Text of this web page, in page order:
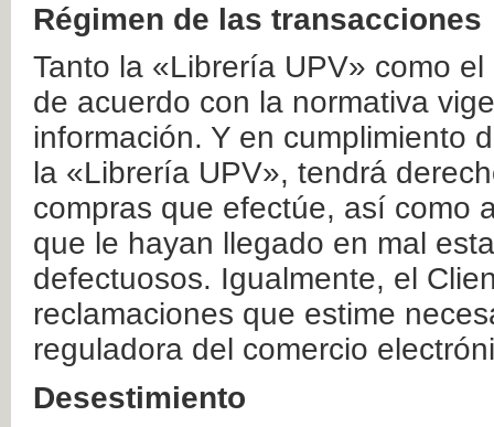
Régimen de las transacciones
Tanto la «Librería UPV» como
de acuerdo con la normativa
información. Y en cumplimiento
la «Librería UPV», tendrá
compras que efectúe, así como
que le hayan llegado en mal
defectuosos. Igualmente, el
reclamaciones que estime
reguladora del comercio
Desestimiento